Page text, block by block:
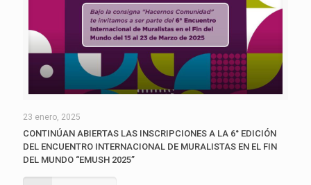
23 enero, 2025
CONTINÚAN ABIERTAS LAS INSCRIPCIONES A LA 6° EDICIÓN
DEL ENCUENTRO INTERNACIONAL DE MURALISTAS EN EL FIN
DEL MUNDO “EMUSH 2025”